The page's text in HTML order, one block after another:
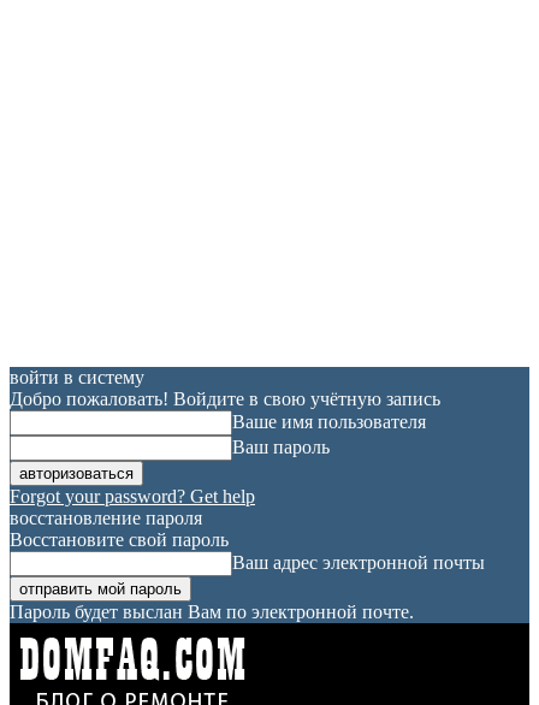
войти в систему
Добро пожаловать! Войдите в свою учётную запись
Ваше имя пользователя
Ваш пароль
Forgot your password? Get help
восстановление пароля
Восстановите свой пароль
Ваш адрес электронной почты
Пароль будет выслан Вам по электронной почте.